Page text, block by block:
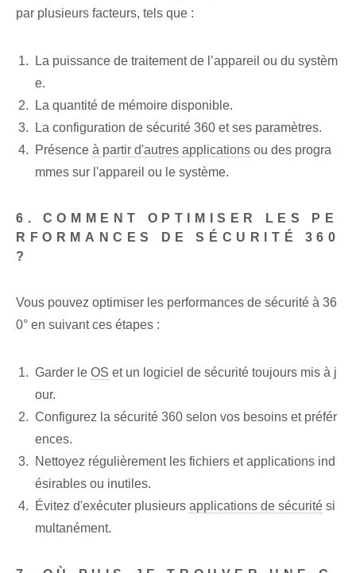
par plusieurs facteurs, tels que :
La puissance de traitement de l’appareil ou du systèm
e.
La quantité de mémoire disponible.
La configuration de sécurité 360 et ses paramètres.
Présence à partir d'autres applications ou des progra
mmes sur l'appareil ou le système.
6. COMMENT OPTIMISER LES PE
RFORMANCES DE SÉCURITÉ 360
?
Vous pouvez optimiser les performances de sécurité à 36
0° en suivant ces étapes :
Garder le OS et un logiciel de sécurité toujours mis à j
our.
Configurez la sécurité 360 selon vos besoins et préfér
ences.
Nettoyez régulièrement les fichiers et applications ind
ésirables ou inutiles.
Évitez d'exécuter plusieurs applications de sécurité si
multanément.